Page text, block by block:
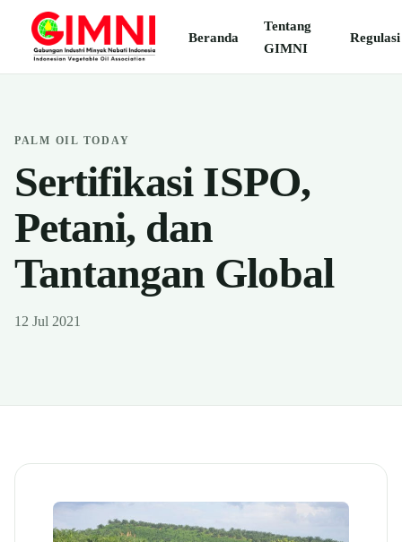
Beranda
Tentang
GIMNI
Regulasi
PALM OIL TODAY
Sertifikasi ISPO,
Petani, dan
Tantangan Global
12 Jul 2021